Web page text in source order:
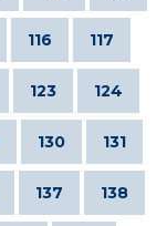
116 117
123 124
130 131
137 138